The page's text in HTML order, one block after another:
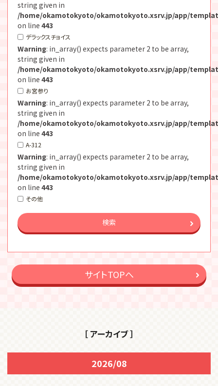
string given in
/home/okamotokyoto/okamotokyoto.xsrv.jp/app/
on line 443
デラックスチョイス
Warning: in_array() expects parameter 2 to be array,
string given in
/home/okamotokyoto/okamotokyoto.xsrv.jp/app/
on line 443
お宮参り
Warning: in_array() expects parameter 2 to be array,
string given in
/home/okamotokyoto/okamotokyoto.xsrv.jp/app/
on line 443
A-312
Warning: in_array() expects parameter 2 to be array,
string given in
/home/okamotokyoto/okamotokyoto.xsrv.jp/app/
on line 443
その他
検索
サイトTOPへ
［ アーカイブ ］
2026/08